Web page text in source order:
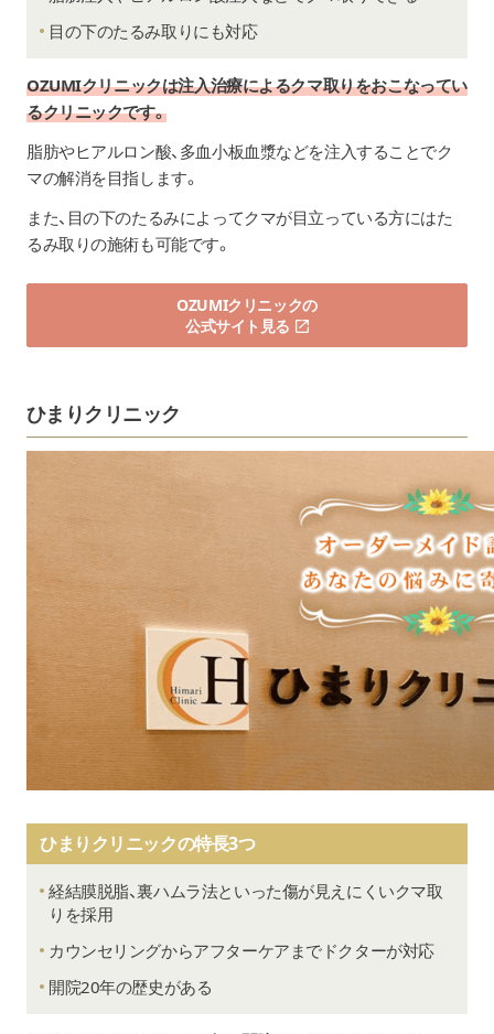
目の下のたるみ取りにも対応
OZUMIクリニックは注入治療によるクマ取りをおこなってい
るクリニックです。
脂肪やヒアルロン酸、多血小板血漿などを注入することでク
マの解消を目指します。
また、目の下のたるみによってクマが目立っている方にはた
るみ取りの施術も可能です。
OZUMIクリニックの
公式サイト見る
ひまりクリニック
ひまりクリニックの特長3つ
経結膜脱脂、裏ハムラ法といった傷が見えにくいクマ取
りを採用
カウンセリングからアフターケアまでドクターが対応
開院20年の歴史がある